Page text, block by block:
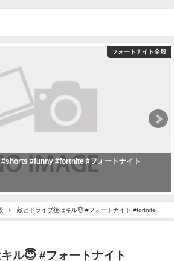
フォートナイト全般
#shorts #funny #fortnite #フォートナイト
敵とドライブ後はキル😇 #フォートナイト #fortnite
ル😇 #フォートナイト